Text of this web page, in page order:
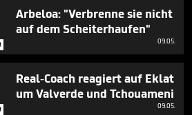
Arbeloa: "Verbrenne sie nicht
auf dem Scheiterhaufen"
09.05.
Real-Coach reagiert auf Eklat
um Valverde und Tchouameni
09.05.